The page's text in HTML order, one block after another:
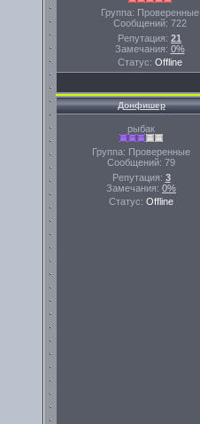
Группа: Проверенные
Сообщений: 722
Репутация: 21
Замечания: 0%
Статус: Offline
Донфишер
рыбак
Группа: Проверенные
Сообщений: 79
Репутация: 3
Замечания: 0%
Статус: Offline